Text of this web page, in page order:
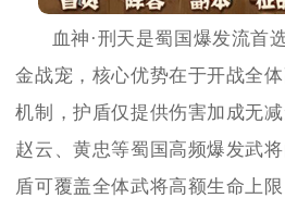
血神·刑天是蜀国爆发流首
金战宠，核心优势在于开战全
机制，护盾仅提供伤害加成无减
赵云、黄忠等蜀国高频爆发武
盾可覆盖全体武将高额生命上